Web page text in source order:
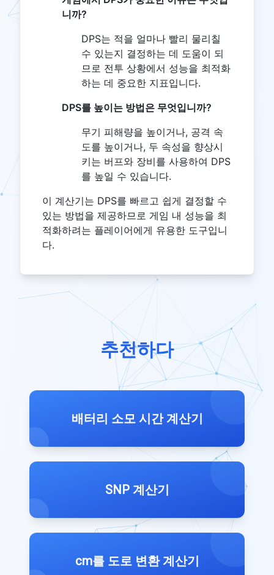
니까?
DPS는 적을 얼마나 빨리 물리칠
수 있는지 결정하는 데 도움이 되
므로 전투 상황에서 성능을 최적화
하는 데 중요한 지표입니다.
DPS를 높이는 방법은 무엇입니까?
무기 피해량을 높이거나, 공격 속
도를 높이거나, 두 속성을 향상시
키는 버프와 장비를 사용하여 DPS
를 높일 수 있습니다.
이 계산기는 DPS를 빠르고 쉽게 결정할 수
있는 방법을 제공하므로 게임 내 성능을 최
적화하려는 플레이어에게 유용한 도구입니
다.
추천하다
배터리 소모 시간 계산기
SNP 계산기
cm를 도로 변환 계산기